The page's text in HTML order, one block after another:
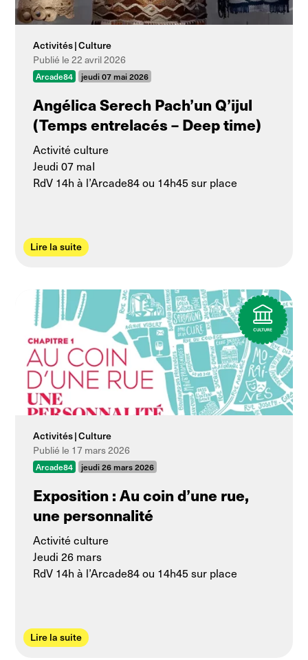
Activités Culture
Publié le 22 avril 2026
Arcade84 jeudi 07 mai 2026
Angélica Serech Pach’un Q’ijul
(Temps entrelacés – Deep time)
Activité culture
Jeudi 07 maI
RdV 14h à l’Arcade84 ou 14h45 sur place
Lire la suite
Activités Culture
Publié le 17 mars 2026
Arcade84 jeudi 26 mars 2026
Exposition : Au coin d’une rue,
une personnalité
Activité culture
Jeudi 26 mars
RdV 14h à l’Arcade84 ou 14h45 sur place
Lire la suite